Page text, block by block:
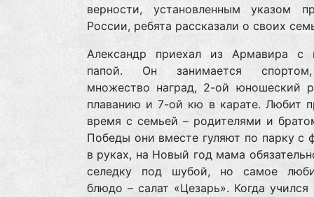
верности, установленным указом
России, ребята рассказали о своих
Александр приехал из Армавира
папой. Он занимается
множество наград, 2-ой юношеский
плаванию и 7-ой кю в карате. Любит
время с семьей – родителями и
Победы они вместе гуляют по парку с
в руках, на Новый год мама
селедку под шубой, но самое
блюдо – салат «Цезарь». Когда